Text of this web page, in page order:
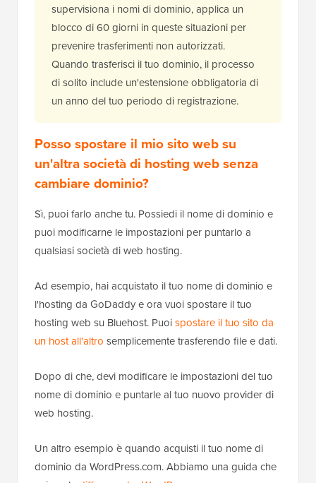
supervisiona i nomi di dominio, applica un
blocco di 60 giorni in queste situazioni per
prevenire trasferimenti non autorizzati.
Quando trasferisci il tuo dominio, il processo
di solito include un'estensione obbligatoria di
un anno del tuo periodo di registrazione.
Posso spostare il mio sito web su
un'altra società di hosting web senza
cambiare dominio?
Sì, puoi farlo anche tu. Possiedi il nome di dominio e
puoi modificarne le impostazioni per puntarlo a
qualsiasi società di web hosting.
Ad esempio, hai acquistato il tuo nome di dominio e
l'hosting da GoDaddy e ora vuoi spostare il tuo
hosting web su Bluehost. Puoispostare il tuo sito da
un host all'altro semplicemente trasferendo file e dati.
Dopo di che, devi modificare le impostazioni del tuo
nome di dominio e puntarle al tuo nuovo provider di
web hosting.
Un altro esempio è quando acquisti il tuo nome di
dominio da WordPress.com. Abbiamo una guida che